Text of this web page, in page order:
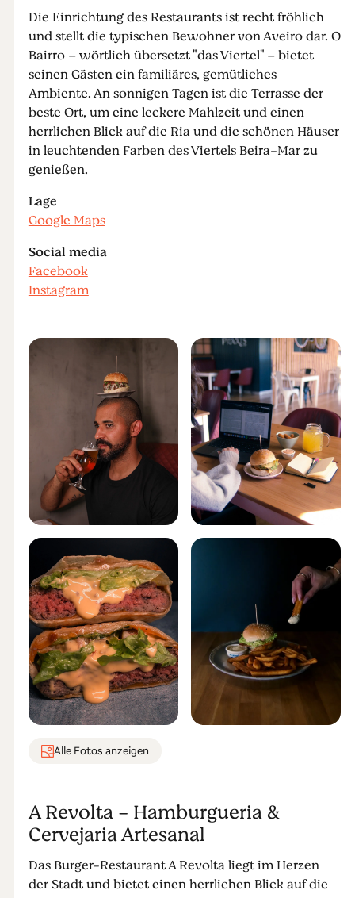
Die Einrichtung des Restaurants ist recht fröhlich
und stellt die typischen Bewohner von Aveiro dar. O
Bairro – wörtlich übersetzt "das Viertel" – bietet
seinen Gästen ein familiäres, gemütliches
Ambiente. An sonnigen Tagen ist die Terrasse der
beste Ort, um eine leckere Mahlzeit und einen
herrlichen Blick auf die Ria und die schönen Häuser
in leuchtenden Farben des Viertels Beira-Mar zu
genießen.
Lage
Google Maps
Social media
Facebook
Instagram
Alle Fotos anzeigen
A Revolta - Hamburgueria &
Cervejaria Artesanal
Das Burger-Restaurant A Revolta liegt im Herzen
der Stadt und bietet einen herrlichen Blick auf die